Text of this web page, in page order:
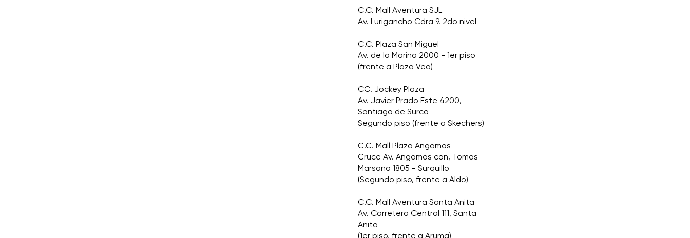
C.C. Mall Aventura SJL
Av. Lurigancho Cdra 9. 2do nivel
C.C. Plaza San Miguel
Av. de la Marina 2000 - 1er piso
(frente a Plaza Vea)
CC. Jockey Plaza
Av. Javier Prado Este 4200,
Santiago de Surco
Segundo piso (frente a Skechers)
C.C. Mall Plaza Angamos
Cruce Av. Angamos con, Tomas
Marsano 1805 - Surquillo
(Segundo piso, frente a Aldo)
C.C. Mall Aventura Santa Anita
Av. Carretera Central 111, Santa
Anita
(1er piso, frente a Aruma)